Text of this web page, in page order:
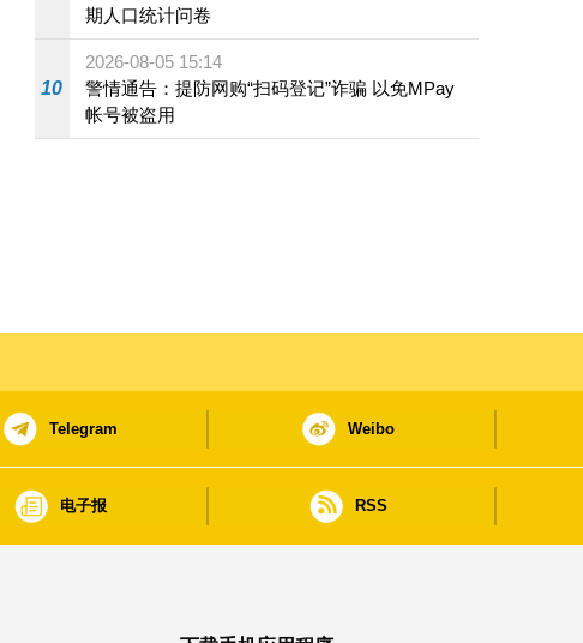
期人口统计问卷
10
2026-08-05 15:14
警情通告：提防网购“扫码登记”诈骗 以免MPay
帐号被盗用
Telegram Weibo
电子报 RSS